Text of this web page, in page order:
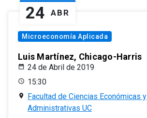
24 ABR
Microeconomía Aplicada
Luis Martínez, Chicago-Harris
24 de Abril de 2019
15:30
Facultad de Ciencias Económicas y
Administrativas UC